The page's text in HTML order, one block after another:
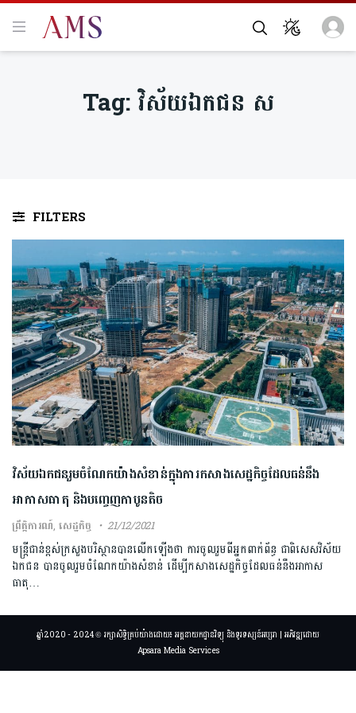
Tag:វិស័យឯកជន ស
FILTERS
វិស័យឯកជនរួមចំណែកយ៉ាងសំខាន់ក្នុងការកសាងសេដ្ឋកិច្ចដែលធន់នឹង
អាកាសធាតុ និងបញ្ចេញកាបូនតិច
ព្រឹត្តិការណ៍,សេដ្ឋកិច្ច 21/12/2021
មន្ត្រីជាន់ខ្ពស់ក្រសួងបរិស្ថានបានលើកឡើងថា ការចូលរួមពីអ្នកពាក់ព័ន្ធ ជាពិសេសវិស័យ
ឯកជន បានចូលរួមចំណែកយ៉ាងសំខាន់ ដើម្បីកសាងសេដ្ឋកិច្ចដែលធន់នឹងអាកាស
ធាតុ…
ឆ្នាំ2020 - 2024 © រក្សាសិទ្ធិគ្រប់យ៉ាងដោយ៖ អគ្គនាយកដ្ឋានវិទ្យុ និងទូរទស្សន៍អប្សរា | អភិវឌ្ឍដោយ
Apsara Media Services